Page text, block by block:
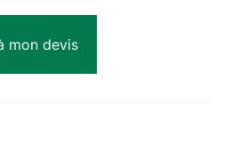
mon devis